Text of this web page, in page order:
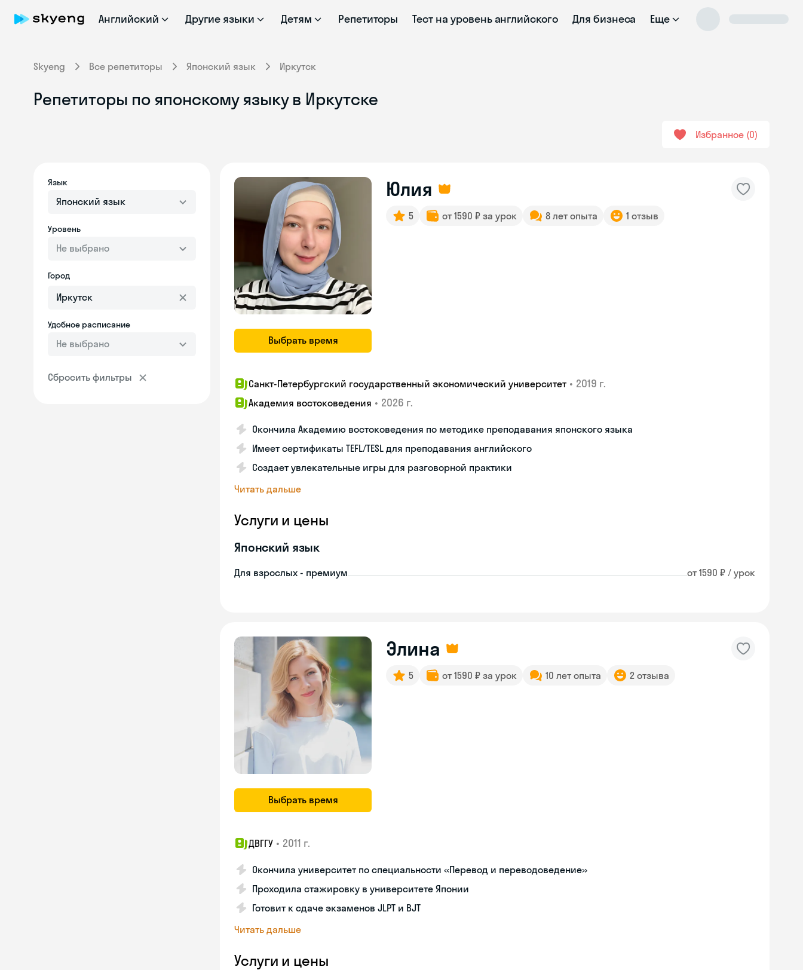
Английский Другие языки Детям Репетиторы Тест на уровень английского Для бизнеса Еще
Skyeng Все репетиторы Японский язык Иркутск
Репетиторы по японскому языку в Иркутске
Избранное 0
Язык
Японский язык
Уровень
Не выбрано
Город
Удобное расписание
Не выбрано
Сбросить фильтры
Выбрать время
Юлия
5 от 1590 ₽ за урок 8 лет опыта 1 отзыв
Санкт-Петербургский государственный экономический университет • 2019 г.
Академия востоковедения • 2026 г.
Окончила Академию востоковедения по методике преподавания японского языка
Имеет сертификаты TEFL/TESL для преподавания английского
Создает увлекательные игры для разговорной практики
Читать дальше
Услуги и цены
Японский язык
Для взрослых - премиум от 1590 ₽ / урок
Выбрать время
Элина
5 от 1590 ₽ за урок 10 лет опыта 2 отзыва
ДВГГУ • 2011 г.
Окончила университет по специальности «Перевод и переводоведение»
Проходила стажировку в университете Японии
Готовит к сдаче экзаменов JLPT и BJT
Читать дальше
Услуги и цены